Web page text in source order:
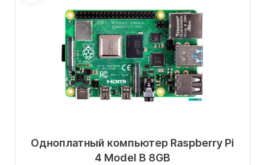
Одноплатный компьютер Raspberry Pi
4 Model B 8GB